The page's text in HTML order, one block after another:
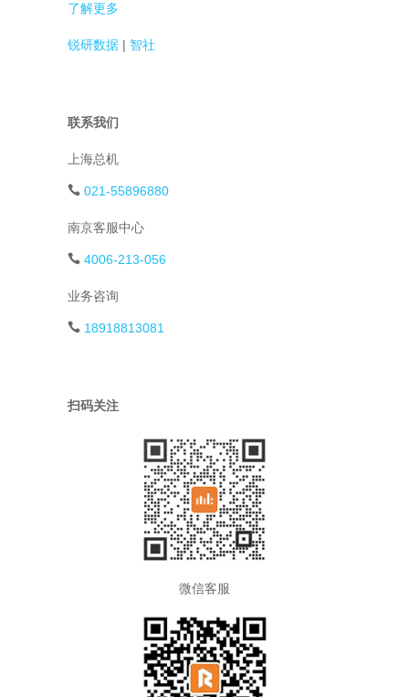
了解更多
锐研数据 | 智社
联系我们
上海总机
021-55896880
南京客服中心
4006-213-056
业务咨询
18918813081
扫码关注
微信客服